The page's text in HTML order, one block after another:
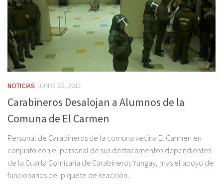
NOTICIAS JUNIO 22, 2011
Carabineros Desalojan a Alumnos de la
Comuna de El Carmen
Personal de Carabineros de la comuna vecina El Carmen en
conjunto con el personal de sus destacamentos dependientes
de la Cuarta Comisaría de Carabineros Yungay, mas el apoyo de
funcionarios del piquete de reacción...